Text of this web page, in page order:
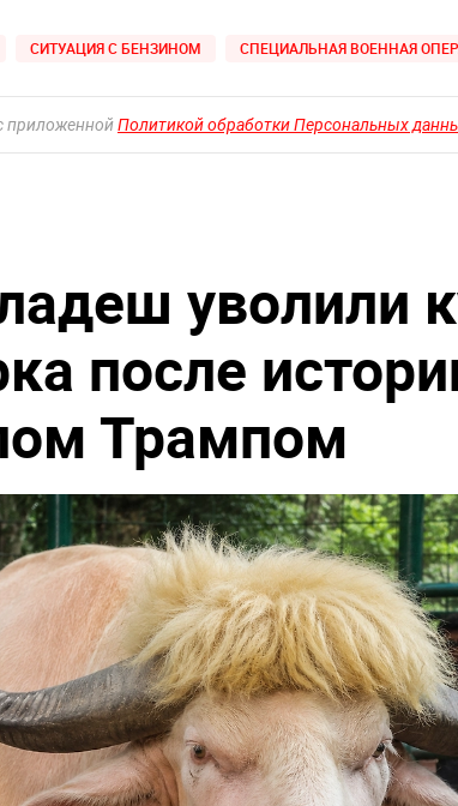
СИТУАЦИЯ С БЕНЗИНОМ СПЕЦИАЛЬНАЯ ВОЕННАЯ
приложеннойПолитикой обработки Персональных
уволили
после
Трампом